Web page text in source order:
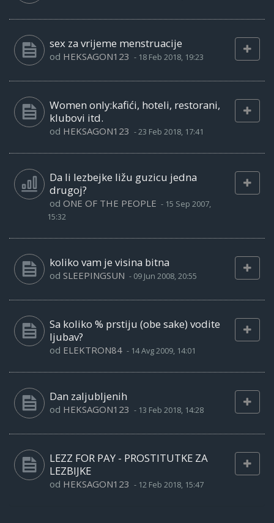
sex za vrijeme menstruacije
od HEKSAGON123 - 18 Feb 2018, 19:23
Women only:kafići, hoteli, restorani,
klubovi itd.
od HEKSAGON123 -23 Feb 2018, 17:41
Da li lezbejke ližu guzicu jedna
drugoj?
od ONE OF THE PEOPLE - 15 Sep 2007,
15:32
koliko vam je visina bitna
od SLEEPINGSUN - 09 Jun 2008, 20:55
Sa koliko % prstiju (obe sake) vodite
ljubav?
od ELEKTRON84 - 14 Avg 2009, 14:01
Dan zaljubljenih
od HEKSAGON123 - 13 Feb 2018, 14:28
LEZZ FOR PAY - PROSTITUTKE ZA
LEZBIJKE
od HEKSAGON123 - 12 Feb 2018, 15:47